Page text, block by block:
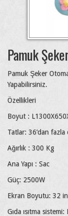
Pamuk
Pamuk Şeker
Yapabilirsiniz.
Özellikleri
Boyut :
Tatlar: 36’dan fazla
Ağırlık : 300 Kg
Ana Yapı : Sac
Güç: 2500W
Ekran Boyutu: 32
Gıda ısıtma